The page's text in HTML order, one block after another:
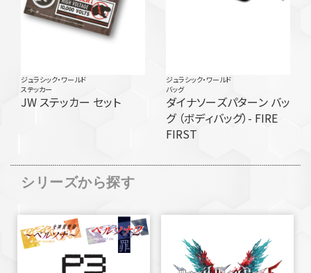
ジュラシック・ワールド
ステッカー
JW ステッカー セット
ジュラシック・ワールド
バッグ
ダイナソーズパターン バッ
グ （ボディバッグ）- FIRE
FIRST
シリーズから探す